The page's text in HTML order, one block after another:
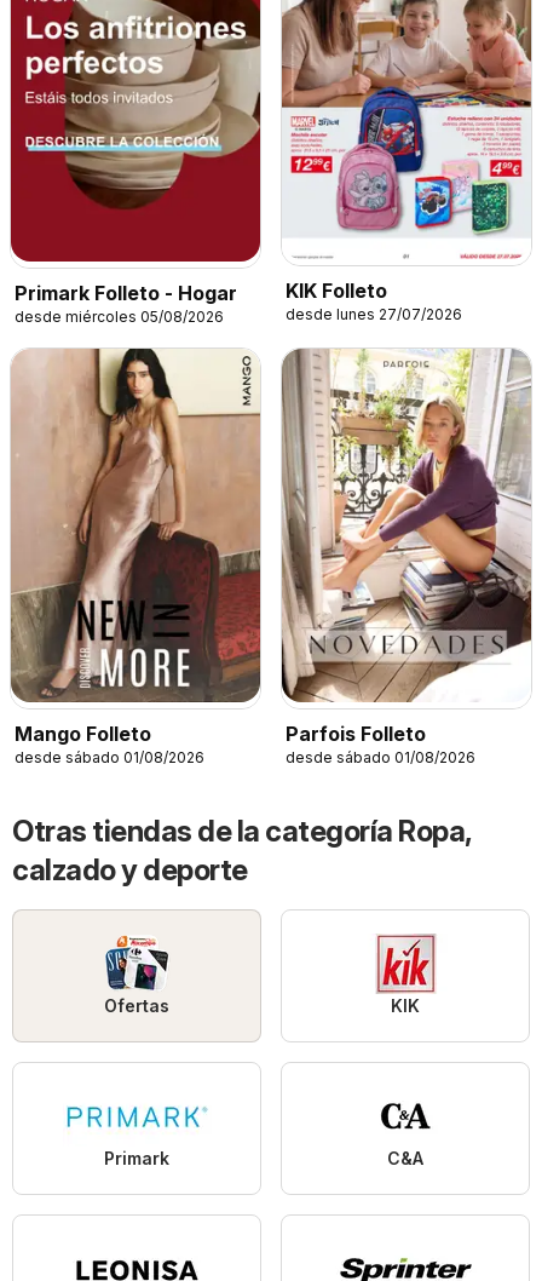
Primark Folleto - Hogar
desde miércoles 05/08/2026
KIK Folleto
desde lunes 27/07/2026
Mango Folleto
desde sábado 01/08/2026
Parfois Folleto
desde sábado 01/08/2026
Otras tiendas de la categoría Ropa,
calzado y deporte
Ofertas KIK
Primark C&A